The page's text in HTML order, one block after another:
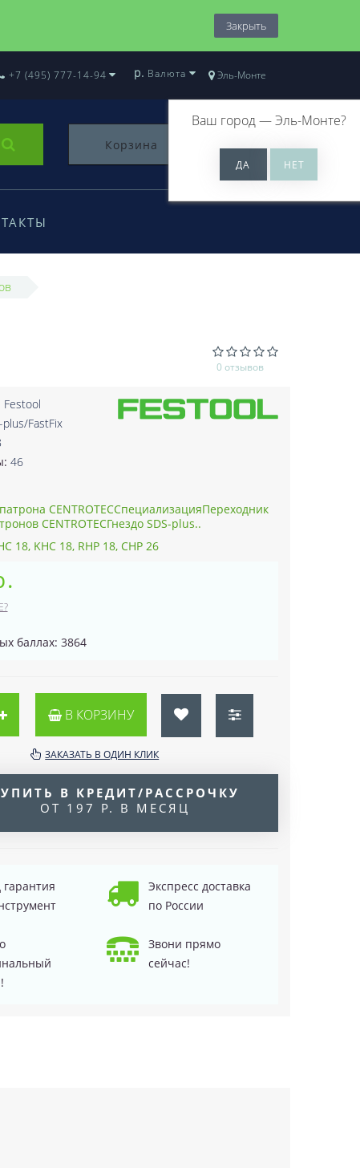
Закрыть
Эль-Монте
Ваш город —Эль-Монте?
+7 (495) 777-14-94 р. Валюта
Корзина 0
0 отзывов
Festool
plus/FastFix
46
CENTROTECСпециализацияПереходник
CENTROTECГнездо SDS-plus..
18, KHC 18, RHP 18, CHP 26
баллах: 3864
В КОРЗИНУ
ЗАКАЗАТЬ В ОДИН КЛИК
В КРЕДИТ/РАССРОЧКУ
ОТ 197 Р. В МЕСЯЦ
гарантия
Экспресс доставка
по России
Звони прямо
сейчас!